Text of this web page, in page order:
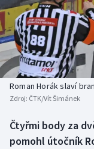
Baseball a
Basketbal
Biatlon
Box
Soutěže
Historické návraty
Aplikace ČT sport
Roman Horák slaví
Zdroj: ČTK/Vít Šimánek
Čtyřmi body za
pomohl útočník